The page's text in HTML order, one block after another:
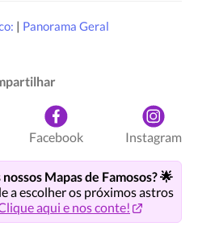
| Panorama Geral
Facebook Instagram
Mapas de Famosos? 🌟
a escolher os próximos astros
aqui e nos conte!